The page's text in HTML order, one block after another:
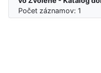
Počet záznamov: 1